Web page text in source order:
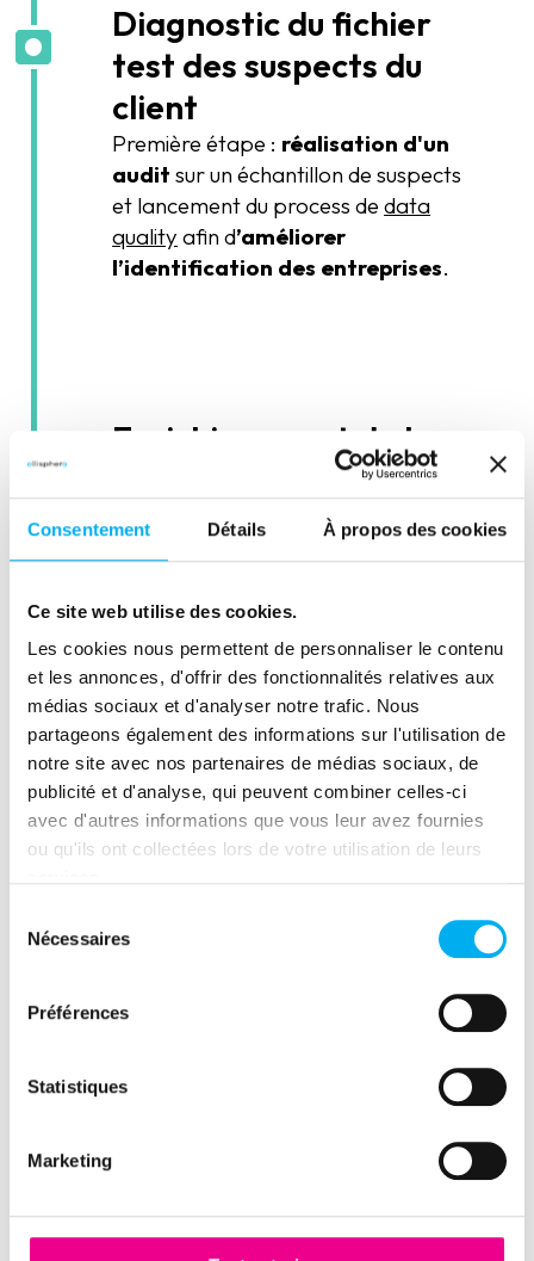
Consentement Détails À propos des cookies
Ce site web utilise des cookies.
Les cookies nous permettent de personnaliser le contenu
et les annonces, d'offrir des fonctionnalités relatives aux
médias sociaux et d'analyser notre trafic. Nous
partageons également des informations sur l'utilisation de
notre site avec nos partenaires de médias sociaux, de
publicité et d'analyse, qui peuvent combiner celles-ci
avec d'autres informations que vous leur avez fournies
ou qu'ils ont collectées lors de votre utilisation de leurs
Nécessaires
Préférences
Statistiques
Marketing
Diagnostic du fichier
test des suspects du
client
Première étape : réalisation d'un
audit sur un échantillon de suspects
et lancement du process dedata
quality afin d’améliorer
l’identification des entreprises.
Enrichissement de la
Une fois les résultats de l'audit sur
échantillon valide, élargissement
base et enrichissement de data sets
spécifiques en 2 univers de data :
Un univers « Finance » afin de
cibler les suspects a fort
potentiel : score, avis de crédit,
post bilanciel (achat de
marchandises, achat de
matières premières et autres
Un univers « marketing » afin de
segmenter par classe de RGE :
Qualibois, Qualicet, Qualipac,